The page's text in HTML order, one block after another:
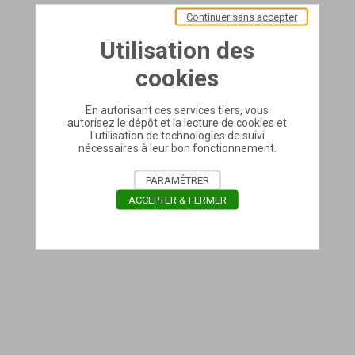
Utilisation des
cookies
En autorisant ces services tiers, vous
autorisez le dépôt et la lecture de cookies et
l'utilisation de technologies de suivi
nécessaires à leur bon fonctionnement.
Continuer sans accepter
PARAMÉTRER
ACCEPTER & FERMER